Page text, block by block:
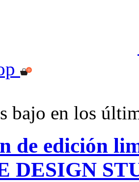
bajo en los
de edición
DESIGN